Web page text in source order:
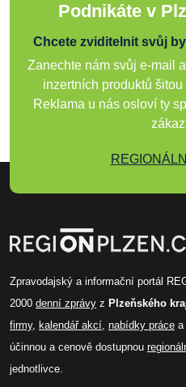
Podnikáte v
Chcete zviditelnit svůj
Zanechte nám svůj e-mail
inzertních produktů
Reklama u nás osloví ty
Zpravodajský a informační portál
2000 denní zprávy z Plzeňského
firmy, kalendář akcí, nabídky práce a
účinnou a cenově dostupnou
jednotlivce.